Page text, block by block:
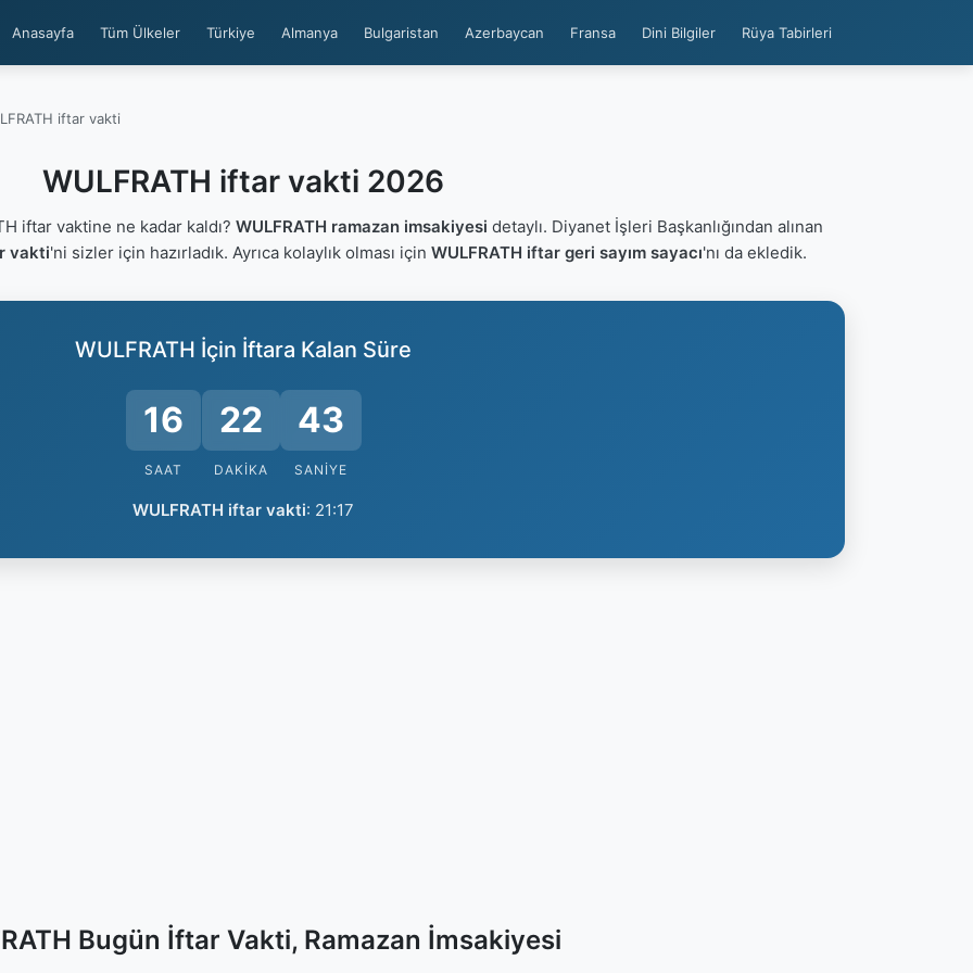
Anasayfa Tüm Ülkeler Türkiye Almanya Bulgaristan Azerbaycan Fransa Dini Bilgiler Rüya Tabirleri
iftar vakti
WULFRATH iftar vakti 2026
iftar vaktine ne kadar kaldı? WULFRATH ramazan imsakiyesi detaylı. Diyanet İşleri Başkanlığından alınan
vakti'ni sizler için hazırladık. Ayrıca kolaylık olması için WULFRATH iftar geri sayım sayacı'nı da ekledik.
WULFRATH İçin İftara Kalan Süre
16
SAAT
22
DAKIKA
43
SANIYE
WULFRATH iftar vakti: 21:17
Bugün İftar Vakti, Ramazan İmsakiyesi